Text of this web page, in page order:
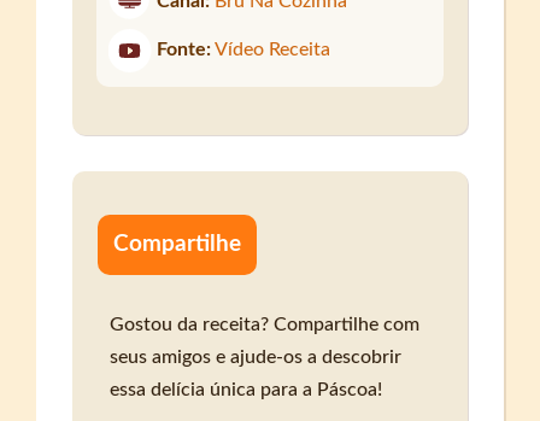
Fonte: Vídeo Receita
Compartilhe
Gostou da receita? Compartilhe com
seus amigos e ajude-os a descobrir
essa delícia única para a Páscoa!